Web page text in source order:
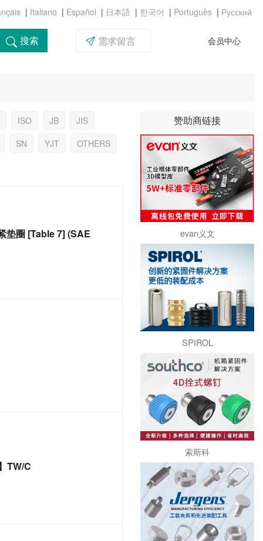
| | | | | |
会员中心
搜索 需求留言
ISO JB
JIS
SN
YJT OTHERS
垫圈 [Table 7] (SAE
TW/C
赞助商链接
evan义文
SPIROL
索斯科